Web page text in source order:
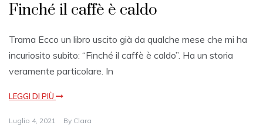
Finché il caffè è caldo
Trama Ecco un libro uscito già da qualche mese che mi ha
incuriosito subito: “Finché il caffè è caldo”. Ha un storia
veramente particolare. In
LEGGI DI PIÙ
Luglio 4, 2021 By Clara